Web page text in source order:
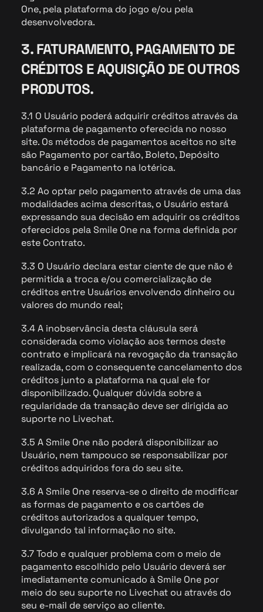
One, pela plataforma do jogo e/ou pela
desenvolvedora.
3. FATURAMENTO, PAGAMENTO DE
CRÉDITOS E AQUISIÇÃO DE OUTROS
PRODUTOS.
3.1 O Usuário poderá adquirir créditos através da
plataforma de pagamento oferecida no nosso
site. Os métodos de pagamentos aceitos no site
são Pagamento por cartão, Boleto, Depósito
bancário e Pagamento na lotérica.
3.2 Ao optar pelo pagamento através de uma das
modalidades acima descritas, o Usuário estará
expressando sua decisão em adquirir os créditos
oferecidos pela Smile One na forma definida por
este Contrato.
3.3 O Usuário declara estar ciente de que não é
permitida a troca e/ou comercialização de
créditos entre Usuários envolvendo dinheiro ou
valores do mundo real;
3.4 A inobservância desta cláusula será
considerada como violação aos termos deste
contrato e implicará na revogação da transação
realizada, com o consequente cancelamento dos
créditos junto a plataforma na qual ele for
disponibilizado. Qualquer dúvida sobre a
regularidade da transação deve ser dirigida ao
suporte no Livechat.
3.5 A Smile One não poderá disponibilizar ao
Usuário, nem tampouco se responsabilizar por
créditos adquiridos fora do seu site.
3.6 A Smile One reserva-se o direito de modificar
as formas de pagamento e os cartões de
créditos autorizados a qualquer tempo,
divulgando tal informação no site.
3.7 Todo e qualquer problema com o meio de
pagamento escolhido pelo Usuário deverá ser
imediatamente comunicado à Smile One por
meio do seu suporte no Livechat ou através do
seu e-mail de serviço ao cliente.